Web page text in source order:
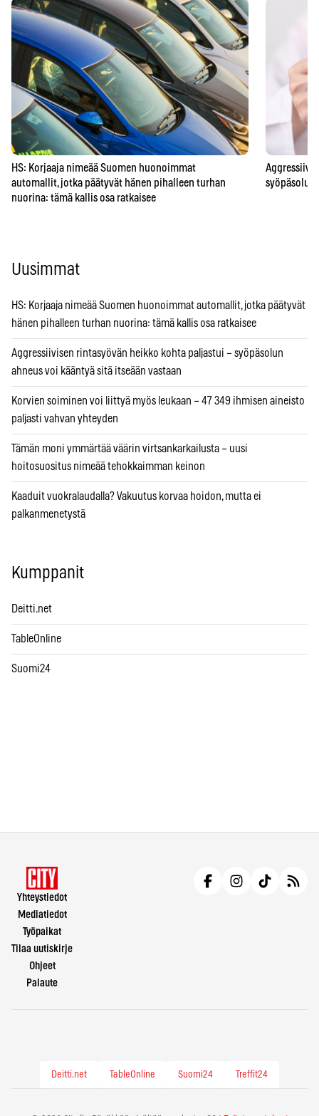
HS: Korjaaja nimeää Suomen huonoimmat
automallit, jotka päätyvät hänen pihalleen turhan
nuorina: tämä kallis osa ratkaisee
syöpäsolun
Uusimmat
HS: Korjaaja nimeää Suomen huonoimmat automallit, jotka päätyvät
hänen pihalleen turhan nuorina: tämä kallis osa ratkaisee
Aggressiivisen rintasyövän heikko kohta paljastui – syöpäsolun
ahneus voi kääntyä sitä itseään vastaan
Korvien soiminen voi liittyä myös leukaan – 47 349 ihmisen aineisto
paljasti vahvan yhteyden
Tämän moni ymmärtää väärin virtsankarkailusta – uusi
hoitosuositus nimeää tehokkaimman keinon
Kaaduit vuokralaudalla? Vakuutus korvaa hoidon, mutta ei
palkanmenetystä
Kumppanit
Deitti.net
TableOnline
Suomi24
Yhteystiedot
Mediatiedot
Työpaikat
Tilaa uutiskirje
Ohjeet
Palaute
Deitti.net TableOnline Suomi24 Treffit24